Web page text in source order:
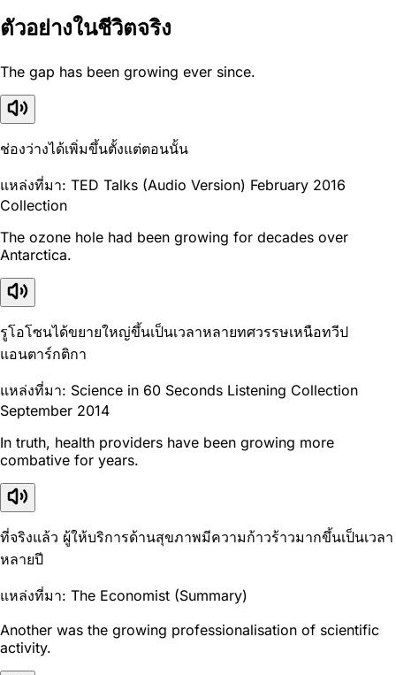
ตัวอย่างในชีวิตจริง
The gap has been growing ever since.
ช่องว่างได้เพิ่มขึ้นตั้งแต่ตอนนั้น
แหล่งที่มา: TED Talks (Audio Version) February 2016
Collection
The ozone hole had been growing for decades over
Antarctica.
รูโอโซนได้ขยายใหญ่ขึ้นเป็นเวลาหลายทศวรรษเหนือทวีป
แอนตาร์กติกา
แหล่งที่มา: Science in 60 Seconds Listening Collection
September 2014
In truth, health providers have been growing more
combative for years.
ที่จริงแล้ว ผู้ให้บริการด้านสุขภาพมีความก้าวร้าวมากขึ้นเป็นเวลา
หลายปี
แหล่งที่มา: The Economist (Summary)
Another was the growing professionalisation of scientific
activity.